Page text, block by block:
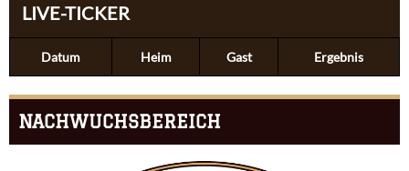
LIVE-TICKER
Datum Heim Gast Ergebnis
NACHWUCHSBEREICH